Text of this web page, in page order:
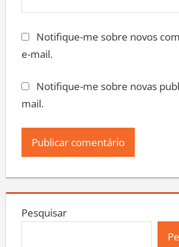
Notifique-me sobre novos
e-mail.
Notifique-me sobre novas
mail.
Pesquisar